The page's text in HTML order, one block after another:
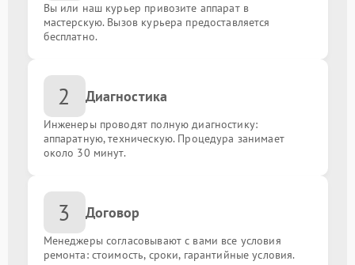
Замена мультиконтроллера
Замена контроллеров от 1800.00 ₽
Замена чипов
Ремонт цепи питания от 1800.00 ₽
Настройка BIOS от 1350.00 ₽
Замена конденсаторов
Установка кулера от 1500.00 ₽
Вы или наш курьер привозите аппарат в
мастерскую. Вызов курьера предоставляется
бесплатно.
2 Диагностика
Инженеры проводят полную диагностику:
аппаратную, техническую. Процедура занимает
около 30 минут.
3 Договор
Менеджеры согласовывают с вами все условия
ремонта: стоимость, сроки, гарантийные условия.